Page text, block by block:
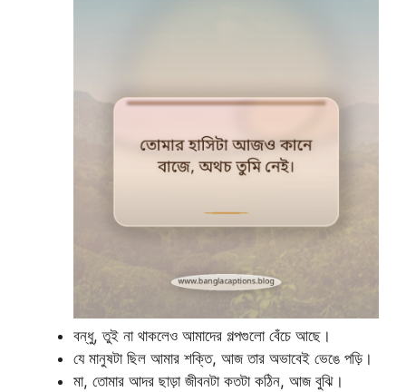
বন্ধু, তুই না থাকলেও আমাদের গল্পগুলো বেঁচে আছে।
যে মানুষটা ছিল আমার শক্তি, আজ তার অভাবেই ভেঙে পড়ি।
মা, তোমার আদর ছাড়া জীবনটা কতটা কঠিন, আজ বুঝি।